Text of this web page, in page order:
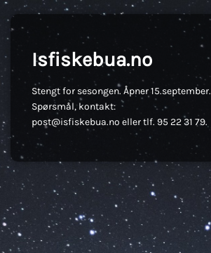
Isfiskebua.no
Stengt for sesongen. Åpner 15.september.
Spørsmål, kontakt:
post@isfiskebua.no eller tlf. 95 22 31 79.